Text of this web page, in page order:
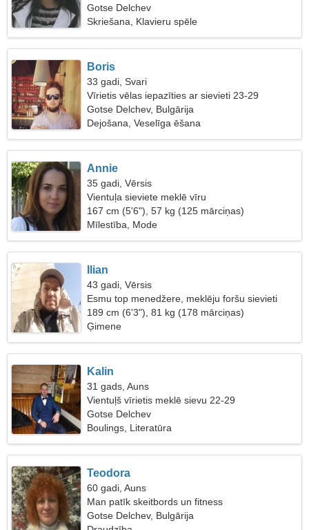
Gotse Delchev
Skriešana, Klavieru spēle
Boris
33 gadi, Svari
Vīrietis vēlas iepazīties ar sievieti 23-29
Gotse Delchev, Bulgārija
Dejošana, Veselīga ēšana
Annie
35 gadi, Vērsis
Vientuļa sieviete meklē vīru
167 cm (5'6"), 57 kg (125 mārciņas)
Mīlestība, Mode
Ilian
43 gadi, Vērsis
Esmu top menedžere, meklēju foršu sievieti
189 cm (6'3"), 81 kg (178 mārciņas)
Ģimene
Kalin
31 gads, Auns
Vientuļš vīrietis meklē sievu 22-29
Gotse Delchev
Boulings, Literatūra
Teodora
60 gadi, Auns
Man patīk skeitbords un fitness
Gotse Delchev, Bulgārija